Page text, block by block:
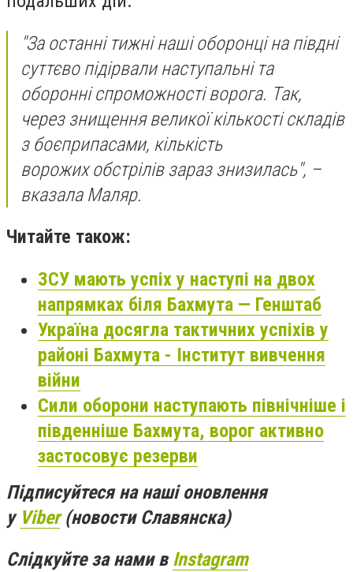
"За останні тижні наші оборонці на півдні
суттєво підірвали наступальні та
оборонні спроможності ворога. Так,
через знищення великої кількості складів
з боєприпасами, кількість
ворожих обстрілів зараз знизилась", –
вказала Маляр.
Читайте також:
ЗСУ мають успіх у наступі на двох
напрямках біля Бахмута — Генштаб
Україна досягла тактичних успіхів у
районі Бахмута - Інститут вивчення
війни
Сили оборони наступають північніше і
південніше Бахмута, ворог активно
застосовує резерви
Підписуйтеся на наші оновлення
у Viber(новости Славянска)
Слідкуйте за нами в Instagram